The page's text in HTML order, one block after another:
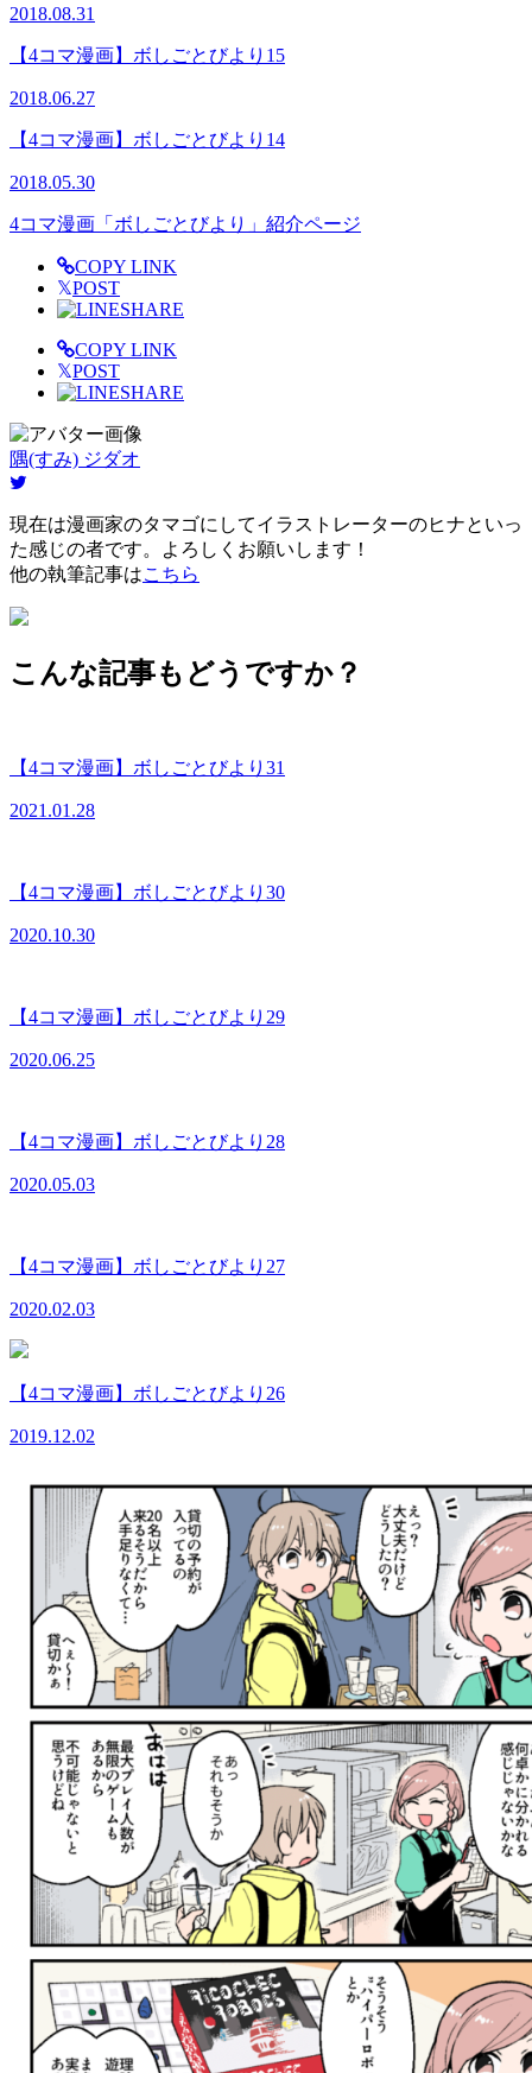
2018.08.31
【4コマ漫画】ボしごとびより15
2018.06.27
【4コマ漫画】ボしごとびより14
2018.05.30
4コマ漫画「ボしごとびより」紹介ページ
COPY LINK
𝕏POST
SHARE
COPY LINK
𝕏POST
SHARE
隅(すみ) ジダオ
現在は漫画家のタマゴにしてイラストレーターのヒナといっ
た感じの者です。よろしくお願いします！
他の執筆記事はこちら
こんな記事もどうですか？
【4コマ漫画】ボしごとびより31
2021.01.28
【4コマ漫画】ボしごとびより30
2020.10.30
【4コマ漫画】ボしごとびより29
2020.06.25
【4コマ漫画】ボしごとびより28
2020.05.03
【4コマ漫画】ボしごとびより27
2020.02.03
【4コマ漫画】ボしごとびより26
2019.12.02